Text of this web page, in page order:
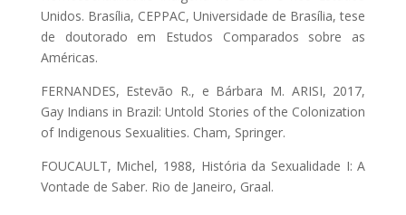
Unidos. Brasília, CEPPAC, Universidade de Brasília, tese
de doutorado em Estudos Comparados sobre as
Américas.
FERNANDES, Estevão R., e Bárbara M. ARISI, 2017,
Gay Indians in Brazil: Untold Stories of the Colonization
of Indigenous Sexualities. Cham, Springer.
FOUCAULT, Michel, 1988, História da Sexualidade I: A
Vontade de Saber. Rio de Janeiro, Graal.